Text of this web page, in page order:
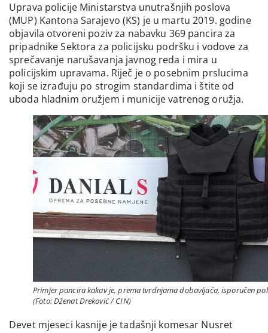
Uprava policije Ministarstva unutrašnjih poslova
(MUP) Kantona Sarajevo (KS) je u martu 2019. godine
objavila otvoreni poziv za nabavku 369 pancira za
pripadnike Sektora za policijsku podršku i vodove za
sprečavanje narušavanja javnog reda i mira u
policijskim upravama. Riječ je o posebnim prslucima
koji se izrađuju po strogim standardima i štite od
uboda hladnim oružjem i municije vatrenog oružja.
Primjer pancira kakav je, prema tvrdnjama dobavljača, isporučen
(Foto: Dženat Dreković / CIN)
Devet mjeseci kasnije je tadašnji komesar Nusret